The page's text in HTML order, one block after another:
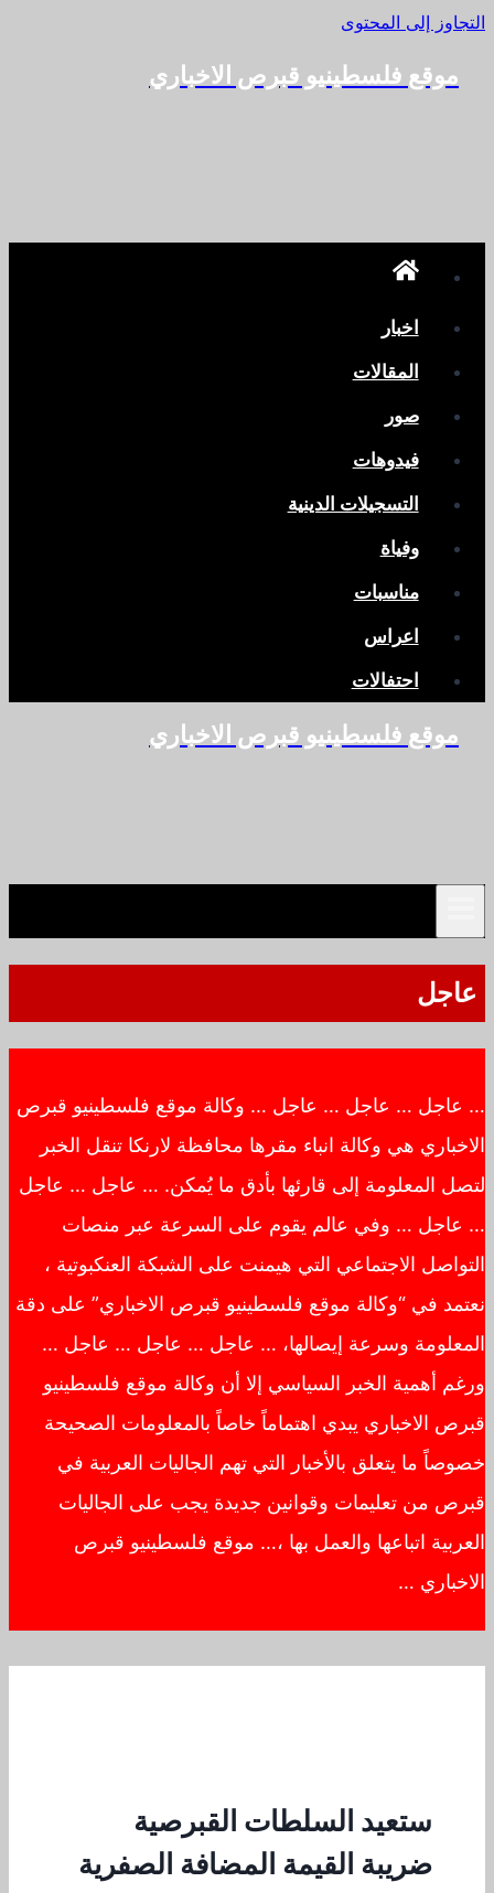
التجاوز إلى المحتوى
موقع فلسطينيو قبرص الاخباري
اخبار
المقالات
صور
فيدوهات
التسجيلات الدينية
وفياة
مناسبات
اعراس
احتفالات
موقع فلسطينيو قبرص الاخباري
عاجل
… عاجل … عاجل … عاجل … وكالة موقع فلسطينيو قبرص
الاخباري هي وكالة انباء مقرها محافظة لارنكا تنقل الخبر
لتصل المعلومة إلى قارئها بأدق ما يُمكن. … عاجل … عاجل
… عاجل … وفي عالم يقوم على السرعة عبر منصات
التواصل الاجتماعي التي هيمنت على الشبكة العنكبوتية ،
نعتمد في “وكالة موقع فلسطينيو قبرص الاخباري” على دقة
المعلومة وسرعة إيصالها، … عاجل … عاجل … عاجل …
ورغم أهمية الخبر السياسي إلا أن وكالة موقع فلسطينيو
قبرص الاخباري يبدي اهتماماً خاصاً بالمعلومات الصحيحة
خصوصاً ما يتعلق بالأخبار التي تهم الجاليات العربية في
قبرص من تعليمات وقوانين جديدة يجب على الجاليات
العربية اتباعها والعمل بها ،… موقع فلسطينيو قبرص
الاخباري …
ستعيد السلطات القبرصية
ضريبة القيمة المضافة الصفرية